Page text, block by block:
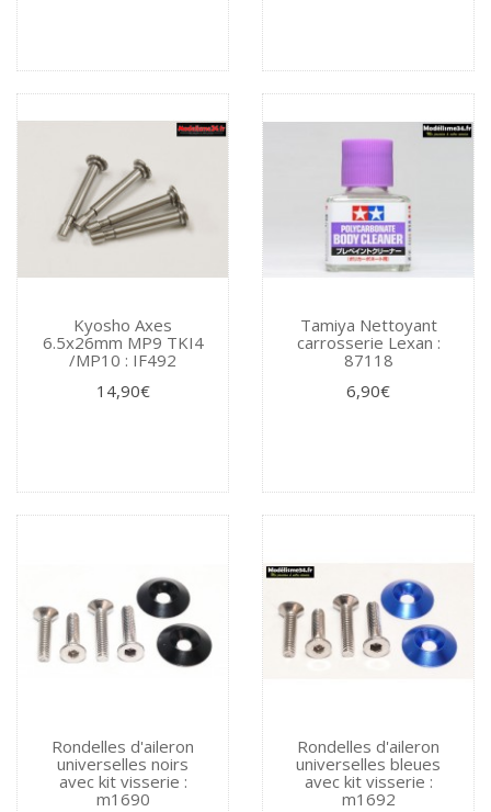
Kyosho Axes
6.5x26mm MP9 TKI4
/MP10 : IF492
14,90€
Tamiya Nettoyant
carrosserie Lexan :
87118
6,90€
Rondelles d'aileron
universelles noirs
avec kit visserie :
m1690
Rondelles d'aileron
universelles bleues
avec kit visserie :
m1692